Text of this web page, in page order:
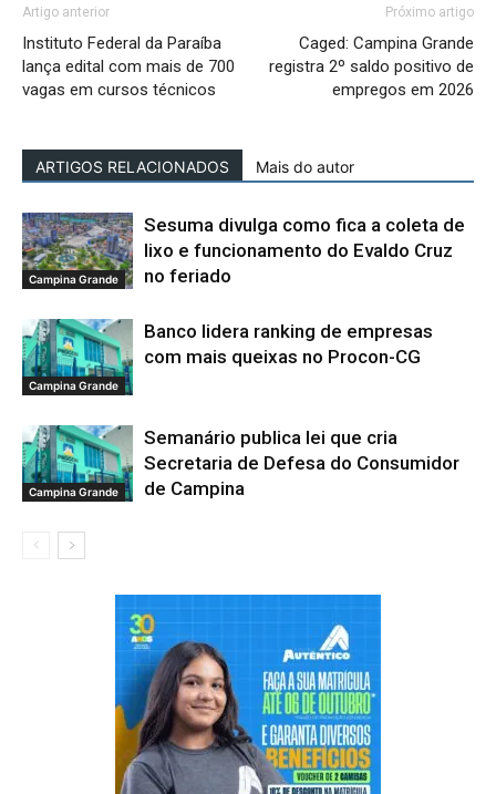
Artigo anterior
Instituto Federal da Paraíba
lança edital com mais de 700
vagas em cursos técnicos
Próximo artigo
Caged: Campina Grande
registra 2º saldo positivo de
empregos em 2026
ARTIGOS RELACIONADOS Mais do autor
Campina Grande
Sesuma divulga como fica a coleta de
lixo e funcionamento do Evaldo Cruz
no feriado
Campina Grande
Banco lidera ranking de empresas
com mais queixas no Procon-CG
Campina Grande
Semanário publica lei que cria
Secretaria de Defesa do Consumidor
de Campina